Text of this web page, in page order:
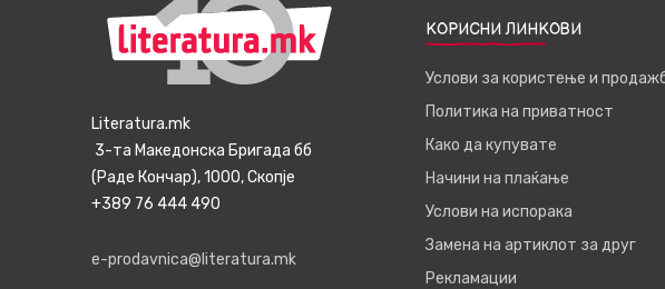
Literatura.mk
3-та Македонска Бригада бб
(Раде Кончар), 1000, Скопје
+389 76 444 490
e-prodavnica@literatura.mk
КОРИСНИ ЛИНКОВИ
Услови за користење и
Политика на приватност
Како да купувате
Начини на плаќање
Услови на испорака
Замена на артиклот за друг
Рекламации